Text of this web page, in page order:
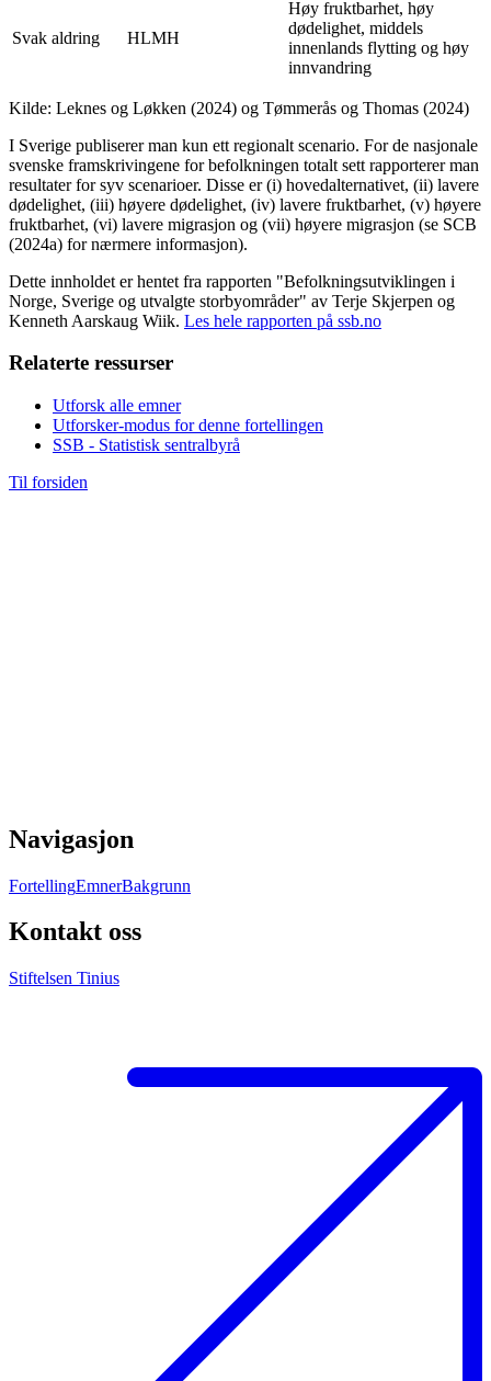
Svak aldring HLMH
Høy fruktbarhet, høy
dødelighet, middels
innenlands flytting og høy
innvandring
Kilde: Leknes og Løkken (2024) og Tømmerås og Thomas (2024)
I Sverige publiserer man kun ett regionalt scenario. For de nasjonale
svenske framskrivingene for befolkningen totalt sett rapporterer man
resultater for syv scenarioer. Disse er (i) hovedalternativet, (ii) lavere
dødelighet, (iii) høyere dødelighet, (iv) lavere fruktbarhet, (v) høyere
fruktbarhet, (vi) lavere migrasjon og (vii) høyere migrasjon (se SCB
(2024a) for nærmere informasjon).
Dette innholdet er hentet fra rapporten "Befolkningsutviklingen i
Norge, Sverige og utvalgte storbyområder" av Terje Skjerpen og
Kenneth Aarskaug Wiik. Les hele rapporten på ssb.no
Relaterte ressurser
Utforsk alle emner
Utforsker-modus for denne fortellingen
SSB - Statistisk sentralbyrå
Til forsiden
Navigasjon
FortellingEmnerBakgrunn
Kontakt oss
Stiftelsen Tinius